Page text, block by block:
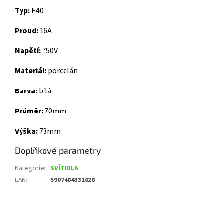
Typ:E40
Proud:16A
Napětí:750V
Materiál:porcelán
Barva:bílá
Průměr:70mm
Výška:73mm
Doplňkové parametry
Kategorie: SVÍTIDLA
EAN: 5907484331628